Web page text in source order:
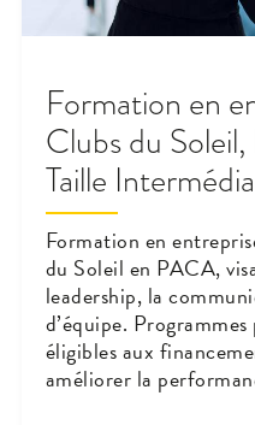
Formation en
Clubs du
Taille
Formation en
du Soleil en PACA,
leadership, la
d’équipe.
éligibles aux
améliorer la